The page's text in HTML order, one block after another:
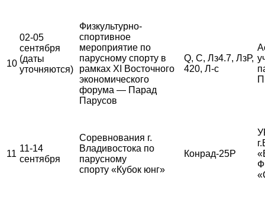
10
02-05
сентября
(даты
уточняются)
Физкультурно-
спортивное
мероприятие по
парусному спорту в
рамках XI Восточного
экономического
форума — Парад
Парусов
Q, С, Лз4.7, ЛзР,
420, Л-с
11
11-14
сентября
Соревнования г.
Владивостока по
парусному
спорту «Кубок юнг»
Конрад-25Р